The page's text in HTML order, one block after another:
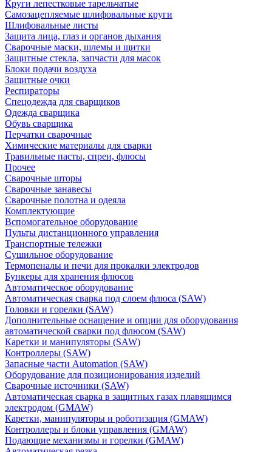
Круги лепестковые тарельчатые
Самозацепляемые шлифовальные круги
Шлифовальные листы
Защита лица, глаз и органов дыхания
Сварочные маски, шлемы и щитки
Защитные стекла, запчасти для масок
Блоки подачи воздуха
Защитные очки
Респираторы
Спецодежда для сварщиков
Одежда сварщика
Обувь сварщика
Перчатки сварочные
Химические материалы для сварки
Травильные пасты, спреи, флюсы
Прочее
Сварочные шторы
Сварочные занавесы
Сварочные полотна и одеяла
Комплектующие
Вспомогательное оборудование
Пульты дистанционного управления
Транспортные тележки
Сушильное оборудование
Термопеналы и печи для прокалки электродов
Бункеры для хранения флюсов
Автоматическое оборудование
Автоматическая сварка под слоем флюса (SAW)
Головки и горелки (SAW)
Дополнительные оснащение и опции для оборудования
автоматической сварки под флюсом (SAW)
Каретки и манипуляторы (SAW)
Контроллеры (SAW)
Запасные части Automation (SAW)
Оборудование для позиционирования изделий
Сварочные источники (SAW)
Автоматическая сварка в защитных газах плавящимся
электродом (GMAW)
Каретки, манипуляторы и роботизация (GMAW)
Контроллеры и блоки управления (GMAW)
Подающие механизмы и горелки (GMAW)